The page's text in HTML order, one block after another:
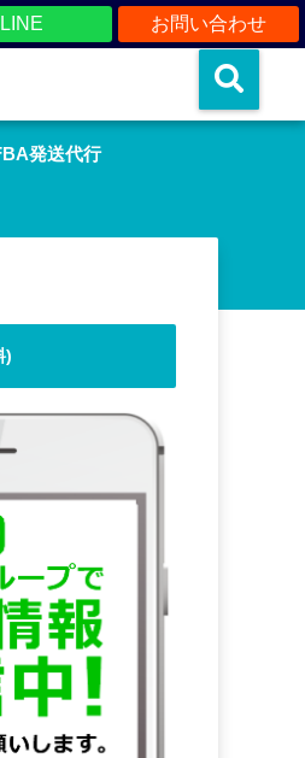
お問い合わせ
LINE
発送代行
)